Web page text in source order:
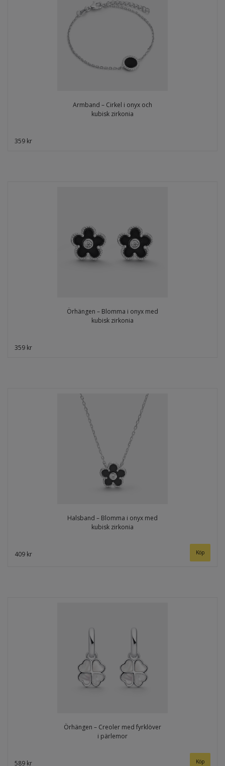
Armband – Cirkel i onyx och
kubisk zirkonia
359 kr
Örhängen – Blomma i onyx med
kubisk zirkonia
359 kr
Halsband – Blomma i onyx med
kubisk zirkonia
409 kr
Örhängen – Creoler med fyrklöver
i pärlemor
589 kr